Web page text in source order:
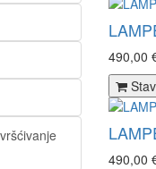
490,00
490,00